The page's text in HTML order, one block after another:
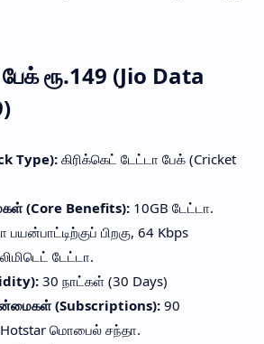
ரூ.149 (Jio Data
Type):கிரிக்கெட் டேட்டா பேக் (Cricket
(Core Benefits): 10GB டேட்டா.
பிறகு, 64 Kbps
டேட்டா.
30 நாட்கள் (30 Days)
(Subscriptions): 90
மொபைல் சந்தா.